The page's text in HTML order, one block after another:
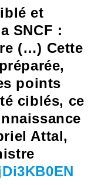
et
SNCF :
(…) Cette
points
ciblés, ce
Attal,